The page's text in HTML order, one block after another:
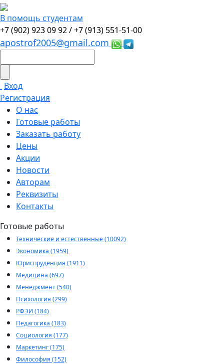
В помощь студентам
+7 (902) 923 09 92 /+7 (913) 551-51-00
apostrof2005@gmail.com
Вход
Регистрация
О нас
Готовые работы
Заказать работу
Цены
Акции
Новости
Авторам
Реквизиты
Контакты
Готовые работы
Технические и естественные (10092)
Экономика (1959)
Юриспруденция (1911)
Медицина (697)
Менеджмент (540)
Психология (299)
РФЭИ (184)
Педагогика (183)
Социология (177)
Маркетинг (175)
Философия (152)